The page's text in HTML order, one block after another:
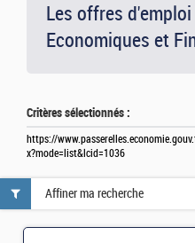
Les offres
Economiques et
Critères sélectionnés :
https://
x?mode=list&lcid=1036
Affiner ma recherche